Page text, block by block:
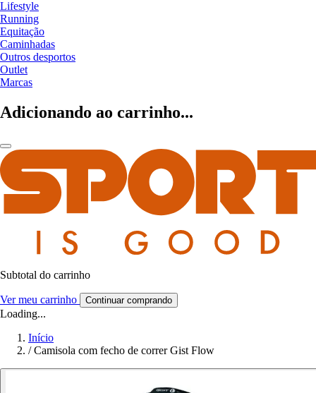
Lifestyle
Running
Equitação
Caminhadas
Outros desportos
Outlet
Marcas
Adicionando ao carrinho...
Subtotal do carrinho
Ver meu carrinho Continuar comprando
Loading...
Início
/ Camisola com fecho de correr Gist Flow